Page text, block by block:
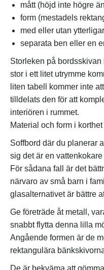
mått (höjd inte högre
form (mestadels
med eller utan
separata ben eller en
Storleken på
stor i ett litet utrymme
liten tabell kommer inte
tilldelats den för att
interiören i rummet.
Material och form i korthet
Soffbord där du planerar
sig det är en
För sådana fall är det
närvaro av små barn i
glasalternativet är bättre
Ge företräde åt metall,
snabbt flytta denna lilla
Angående formen är de
rektangulära
De är bekväma att